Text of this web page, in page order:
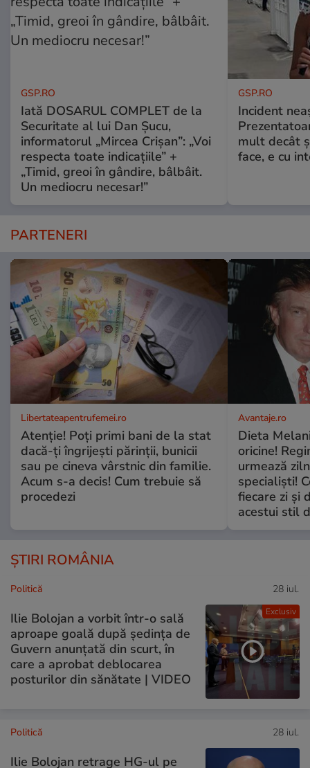
GSP.RO
Iată DOSARUL COMPLET de la
Securitate al lui Dan Șucu,
informatorul „Mircea Crișan”: „Voi
respecta toate indicațiile” +
„Timid, greoi în gândire, bâlbâit.
Un mediocru necesar!”
GSP.RO
Incident
mult decât
face, e cu
PARTENERI
Libertateapentrufemei.ro
Atenție! Poți primi bani de la stat
dacă-ți îngrijești părinții, bunicii
sau pe cineva vârstnic din familie.
Acum s-a decis! Cum trebuie să
procedezi
Avantaje.ro
Dieta
oricine!
urmează
specialiști!
fiecare zi și
acestui stil
ȘTIRI ROMÂNIA
Exclusiv
Politică 28 iul.
Ilie Bolojan a vorbit într-o sală
aproape goală după ședința de
Guvern anunțată din scurt, în
care a aprobat deblocarea
posturilor din sănătate | VIDEO
Politică 28 iul.
Ilie Bolojan retrage HG-ul pe